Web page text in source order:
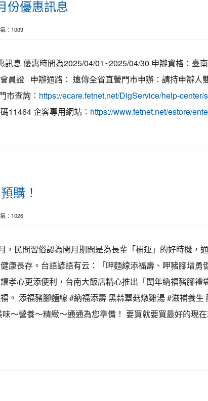
份優惠訊息
：1009
訊息 優惠時間為2025/04/01~2025/04/30 申辦資格∶臺
員證 申辦通路∶ 遠傳全省直營門市申辦∶請持申辦人
市查詢∶ https://ecare.fetnet.net/DigService/help-center/
11464 企客專用網站∶ https://www.fetnet.net/estore/
購！
：1026
，民間習俗認為閏月期間是為長輩「補運」的好時機，
康長存。台語諺語有云：「呷麵線添福壽、呷豬腳增勇
孝心更添便利，台南大飯店精心推出「閏年納福豬腳禮
。 添福豬腳麵線 #納福添壽 黑蒜蕈菇燉雞湯 #滋補養生
～營養～精緻～通通為您準備！ 要買就要買最好的現